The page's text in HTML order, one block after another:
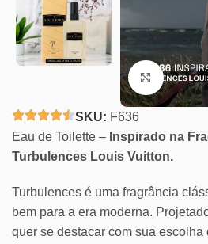
Clique
SKU: F636
Eau de Toilette – Inspirado na
Turbulences Louis Vuitton.
Turbulences é uma fragrância
bem para a era moderna.
quer se destacar com sua escolha